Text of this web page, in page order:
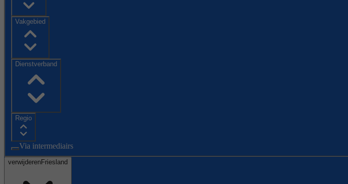
Vakgebied
Dienstverband
Regio
Via intermediairs
verwijderenFriesland